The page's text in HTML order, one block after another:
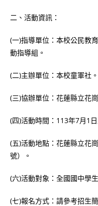
二、活動資訊：
(一)指導單位：本校公民教
動指導組。
(二)主辦單位：本校童軍社。
(三)協辦單位：花蓮縣立花
(四)活動時間：113年7月1
(五)活動地點：花蓮縣立花
號）。
(六)活動對象：全國國中學
(七)報名方式：請參考招生